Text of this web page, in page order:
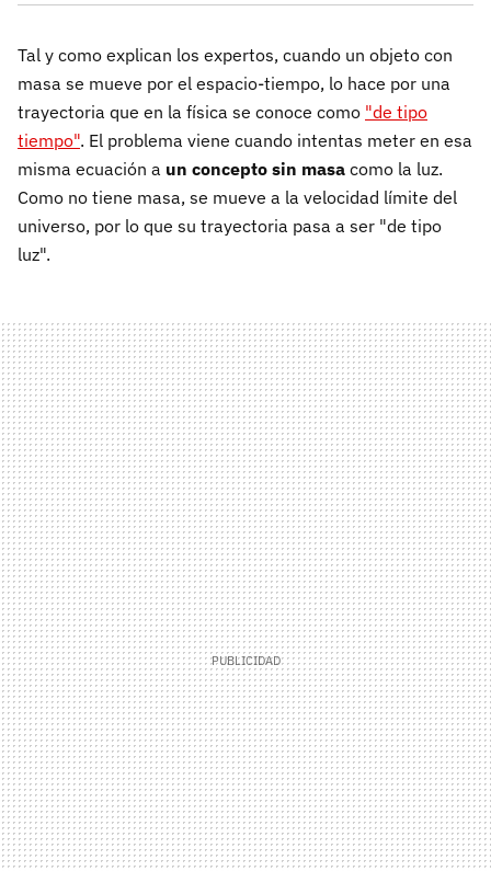
Tal y como explican los expertos, cuando un objeto con
masa se mueve por el espacio-tiempo, lo hace por una
trayectoria que en la física se conoce como "de tipo
tiempo". El problema viene cuando intentas meter en esa
misma ecuación a un concepto sin masa como la luz.
Como no tiene masa, se mueve a la velocidad límite del
universo, por lo que su trayectoria pasa a ser "de tipo
luz".